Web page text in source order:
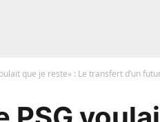
que je reste» : Le transfert d’un